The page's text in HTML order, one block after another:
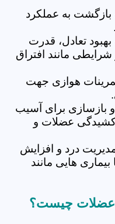
به عملکرد
تعادل، قدرت
مانند افتراق
هوازی جهت
برای آسیب
کشیدگی عضلات و
درد و افزایش
هایی مانند
عضلات چیست؟